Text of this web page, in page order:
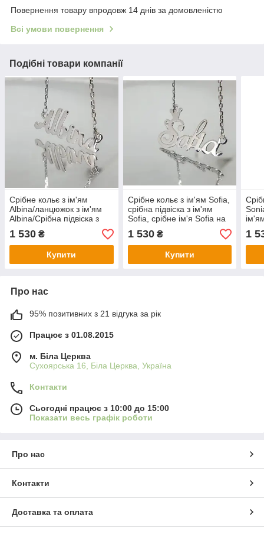
Повернення товару впродовж 14 днів за домовленістю
Всі умови повернення
Подібні товари компанії
Срібне кольє з ім'ям
Albina/ланцюжок з ім'ям
Albina/Срібна підвіска з
1 530 ₴
Купити
Срібне кольє з ім'ям Sofia,
срібна підвіска з ім'ям
Sofia, срібне ім'я Sofia на
1 530₴
Купити
1
Про нас
95% позитивних з 21 відгука за рік
Працює з 01.08.2015
м. Біла Церква
Сухоярська 16, Біла Церква, Україна
Контакти
Сьогодні працює з 10:00 до 15:00
Показати весь графік роботи
Про нас
Контакти
Доставка та оплата